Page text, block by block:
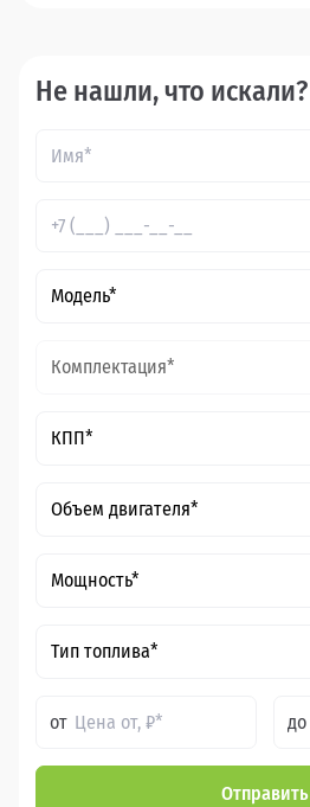
Не нашли, что искали?
Модель*
Комплектация*
КПП*
Объем двигателя*
Мощность*
Тип топлива*
от до
Отправить